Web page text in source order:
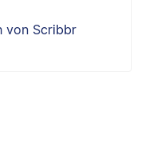
von Scribbr